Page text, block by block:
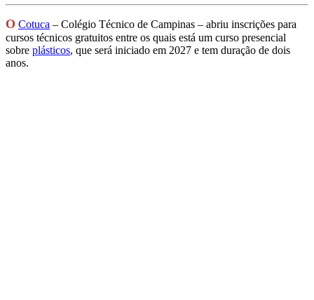
O Cotuca – Colégio Técnico de Campinas – abriu inscrições para
cursos técnicos gratuitos entre os quais está um curso presencial
sobre plásticos, que será iniciado em 2027 e tem duração de dois
anos.